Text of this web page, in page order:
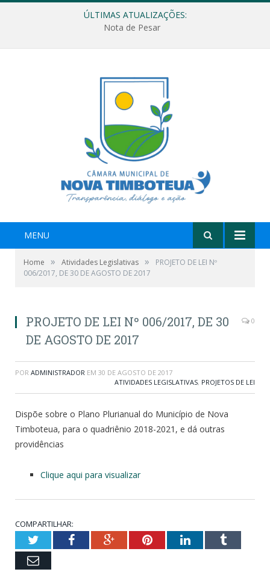
ÚLTIMAS ATUALIZAÇÕES:
Nota de Pesar
MENU
Home » Atividades Legislativas »
PROJETO DE LEI Nº
006/2017, DE 30 DE AGOSTO DE 2017
PROJETO DE LEI Nº 006/2017, DE 30
DE AGOSTO DE 2017
0
POR ADMINISTRADOR EM 30 DE AGOSTO DE 2017
ATIVIDADES LEGISLATIVAS, PROJETOS DE LEI
Dispõe sobre o Plano Plurianual do Município de Nova
Timboteua, para o quadriênio 2018-2021, e dá outras
providências
Clique aqui para visualizar
COMPARTILHAR:
TwitterFacebookGoogle+PinterestLinkedInTumblr
Email